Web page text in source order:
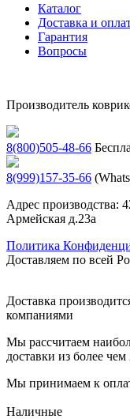
Каталог
Доставка и
Гарантия
Вопросы
Производитель
8(800)505-48-66
8(999)157-35-66
Адрес производства:
Армейская д.23а
Политика
Доставляем по всей
Доставка
компаниями
Мы рассчитаем
доставки из более
Мы принимаем к
Наличные